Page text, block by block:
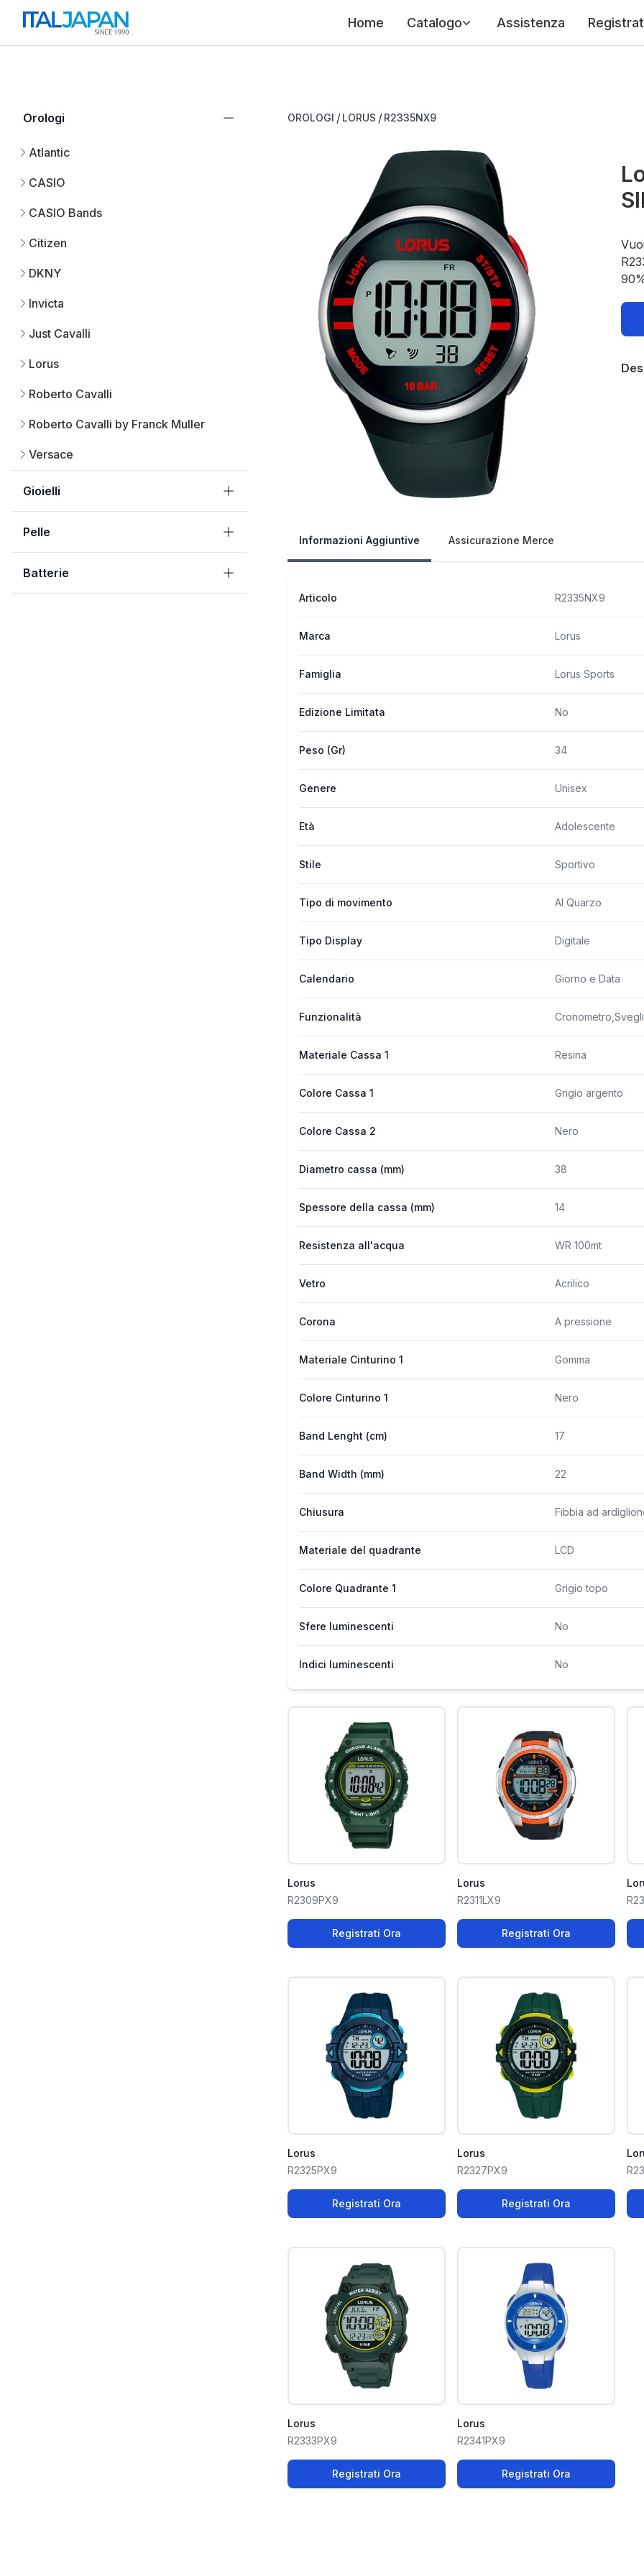
Home Catalogo Assistenza
Orologi
Atlantic
CASIO
CASIO Bands
Citizen
DKNY
Invicta
Just Cavalli
Lorus
Roberto Cavalli
Roberto Cavalli by Franck Muller
Versace
Gioielli
Pelle
Batterie
OROLOGI / LORUS / R2335NX9
Informazioni Aggiuntive Assicurazione Merce
Articolo R2335NX9
Marca Lorus
Famiglia Lorus Sports
Edizione Limitata No
Peso (Gr) 34
Genere Unisex
Età Adolescente
Stile Sportivo
Tipo di movimento Al Quarzo
Tipo Display Digitale
Calendario Giorno e Data
Funzionalità
Materiale Cassa 1 Resina
Colore Cassa 1 Grigio argento
Colore Cassa 2 Nero
Diametro cassa (mm) 38
Spessore della cassa (mm) 14
Resistenza all'acqua WR 100mt
Vetro Acrilico
Corona A pressione
Materiale Cinturino 1 Gomma
Colore Cinturino 1 Nero
Band Lenght (cm) 17
Band Width (mm) 22
Chiusura Fibbia ad
Materiale del quadrante LCD
Colore Quadrante 1 Grigio topo
Sfere luminescenti No
Indici luminescenti No
Lorus
R2309PX9
Registrati Ora
Lorus
R2311LX9
Registrati Ora
Lorus
R2325PX9
Registrati Ora
Lorus
R2327PX9
Registrati Ora
Lorus
R2333PX9
Registrati Ora
Lorus
R2341PX9
Registrati Ora